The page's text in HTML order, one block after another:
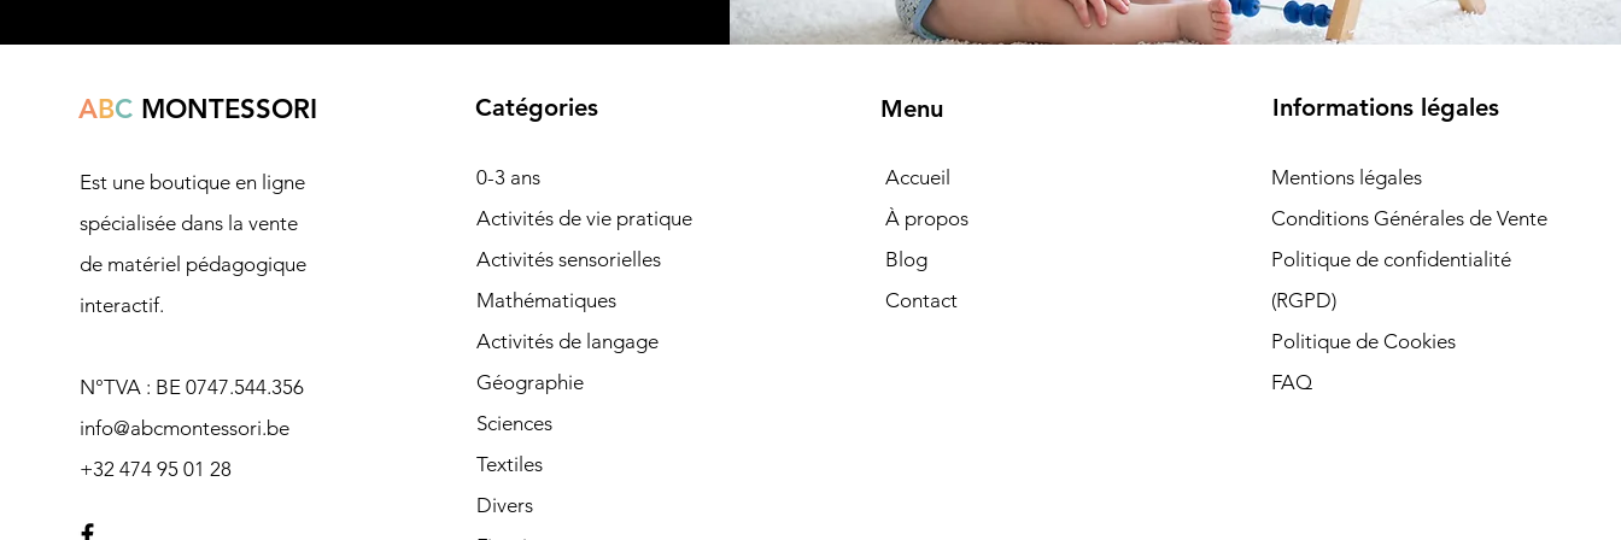
ABCMONTESSORI
Est une boutique en ligne
spécialisée dans la vente
de matériel pédagogique
interactif.
N°TVA : BE 0747.544.356
info@abcmontessori.be
+32 474 95 01 28
Catégories
0-3 ans
Activités de vie pratique
Activités sensorielles
Mathématiques
Activités de langage
Géographie
Sciences
Textiles
Divers
Menu
Accueil
À propos
Blog
Contact
Informations légales
Mentions légales
Conditions Générales de Vente
Politique de confidentialité
(RGPD)​
Politique de Cookies
FAQ